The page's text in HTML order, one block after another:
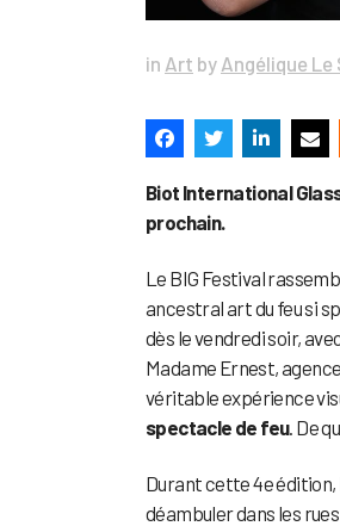
in Art by Angélique Le
Biot International
prochain.
Le BIG Festival
ancestral art du feu si
dès le vendredi soir,
Madame Ernest,
véritable expérience
spectacle de feu. De
Durant cette 4e édition,
déambuler dans les